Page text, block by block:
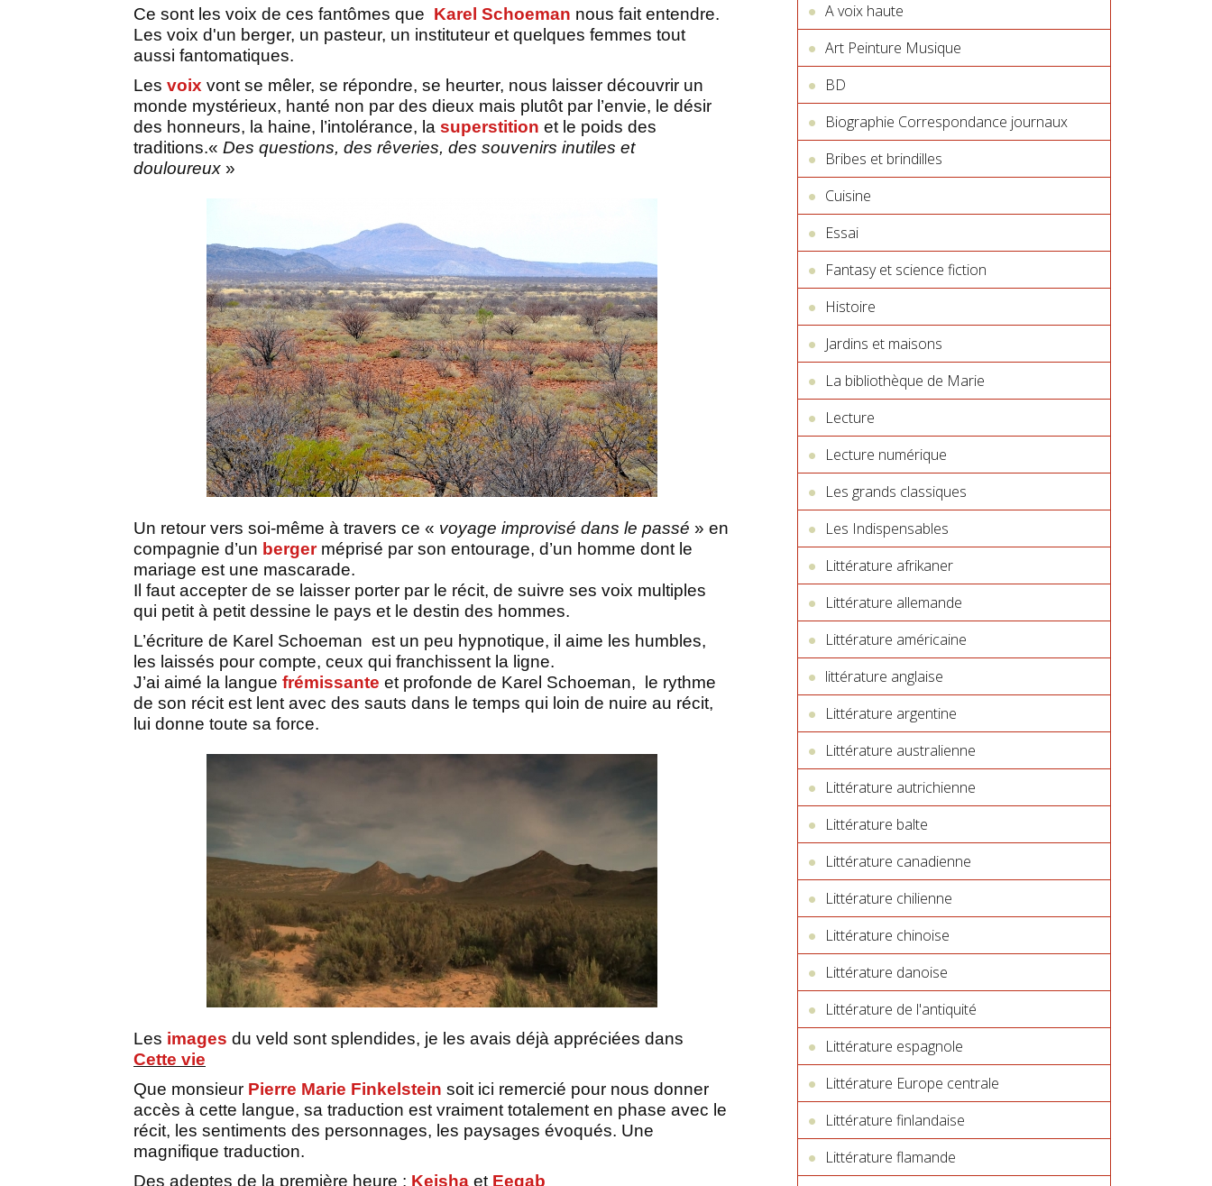
Ce sont les voix de ces fantômes que Karel Schoeman nous fait entendre.
Les voix d'un berger, un pasteur, un instituteur et quelques femmes tout
aussi fantomatiques.
Les voix vont se mêler, se répondre, se heurter, nous laisser découvrir un
monde mystérieux, hanté non par des dieux mais plutôt par l’envie, le désir
des honneurs, la haine, l’intolérance, la superstition et le poids des
traditions.« Des questions, des rêveries, des souvenirs inutiles et
douloureux »
Un retour vers soi-même à travers ce « voyage improvisé dans le passé » en
compagnie d’un berger méprisé par son entourage, d’un homme dont le
mariage est une mascarade.
Il faut accepter de se laisser porter par le récit, de suivre ses voix multiples
qui petit à petit dessine le pays et le destin des hommes.
L’écriture de Karel Schoeman est un peu hypnotique, il aime les humbles,
les laissés pour compte, ceux qui franchissent la ligne.
J’ai aimé la langue frémissante et profonde de Karel Schoeman, le rythme
de son récit est lent avec des sauts dans le temps qui loin de nuire au récit,
lui donne toute sa force.
Les images du veld sont splendides, je les avais déjà appréciées dans
Cette vie
Que monsieur Pierre Marie Finkelstein soit ici remercié pour nous donner
accès à cette langue, sa traduction est vraiment totalement en phase avec le
récit, les sentiments des personnages, les paysages évoqués. Une
magnifique traduction.
Des adeptes de la première heure : Keisha et Eegab
A voix haute
Art Peinture Musique
BD
Biographie Correspondance journaux
Bribes et brindilles
Cuisine
Essai
Fantasy et science fiction
Histoire
Jardins et maisons
La bibliothèque de Marie
Lecture
Lecture numérique
Les grands classiques
Les Indispensables
Littérature afrikaner
Littérature allemande
Littérature américaine
littérature anglaise
Littérature argentine
Littérature australienne
Littérature autrichienne
Littérature balte
Littérature canadienne
Littérature chilienne
Littérature chinoise
Littérature danoise
Littérature de l'antiquité
Littérature espagnole
Littérature Europe centrale
Littérature finlandaise
Littérature flamande